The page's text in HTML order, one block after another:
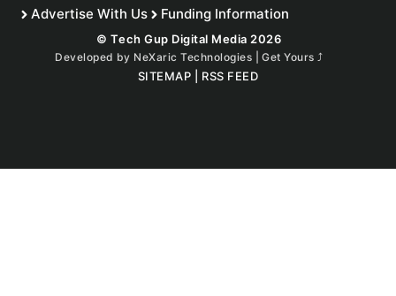
Advertise With Us
Funding Information
© Tech Gup Digital Media 2026
Developed by NeXaric Technologies | Get Yours⤴︎
SITEMAP RSS FEED